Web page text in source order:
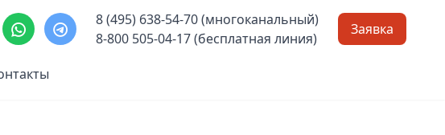
8 (495) 638-54-70 (многоканальный)
8-800 505-04-17 (бесплатная линия)
Заявка